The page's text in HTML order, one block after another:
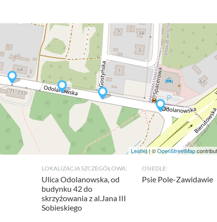
Leaflet| ©OpenStreetMap
LOKALIZACJA SZCZEGÓŁOWA:
Ulica Odolanowska, od
budynku 42 do
skrzyżowania z al.Jana III
Sobieskiego
OSIEDLE:
Psie Pole-Zawidawie